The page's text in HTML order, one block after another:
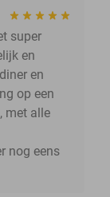
super
en
en
op een
met alle
nog eens